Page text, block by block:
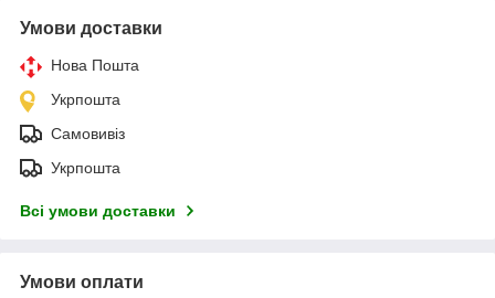
Умови доставки
Нова Пошта
Укрпошта
Самовивіз
Укрпошта
Всі умови доставки
Умови оплати